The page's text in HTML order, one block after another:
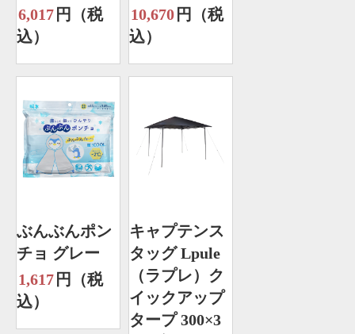
6,017 円（税
込）
10,670 円（税
込）
ぶんぶんポン
チョ グレー
1,617 円（税
込）
キャプテンス
タッグ Lpule
（ラプレ）ク
イックアップ
タープ 300×3